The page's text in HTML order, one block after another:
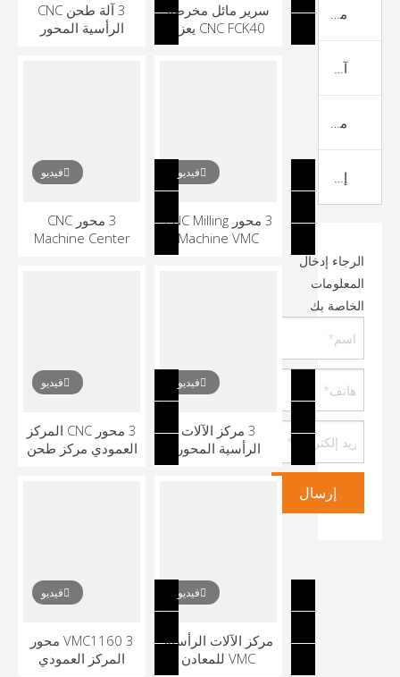
سرير مائل مخرطة
CNC FCK40 يعزز
التصنيع الدقيق في
3 آلة طحن CNC
الرأسية المحور
فيديو
3 محور CNC Milling
Machine VMC
فيديو
3 محور CNC
Machine Center
فيديو
3 مركز الآلات
الرأسية المحور
لمعالجة المعادن
فيديو
3 محور CNC المركز
العمودي مركز طحن
فيديو
مركز الآلات الرأسية
VMC للمعادن
فيديو
VMC1160 3 محور
المركز العمودي
مركز آلة CNC العمودي
آلة الطحن من نوع CNC Gantry
مركز الآلات الأفقي CNC
إطار آلة VMC
الرجاء إدخال
المعلومات
الخاصة بك
إرسال